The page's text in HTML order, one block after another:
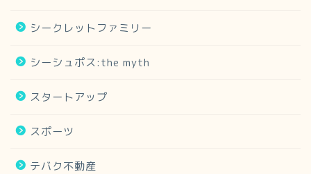
シークレットファミリー
シーシュポス:the myth
スタートアップ
スポーツ
テバク不動産